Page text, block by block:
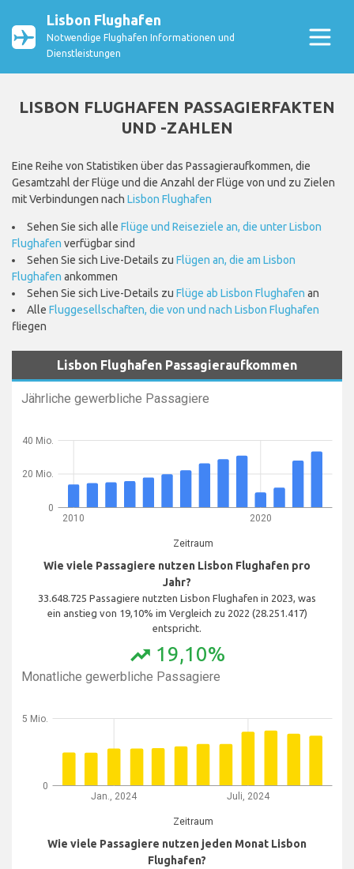
Lisbon Flughafen
Notwendige Flughafen Informationen und
Dienstleistungen
LISBON FLUGHAFEN PASSAGIERFAKTEN
UND -ZAHLEN
Eine Reihe von Statistiken über das Passagieraufkommen, die
Gesamtzahl der Flüge und die Anzahl der Flüge von und zu Zielen
mit Verbindungen nach Lisbon Flughafen
Sehen Sie sich alle Flüge und Reiseziele an, die unter Lisbon
Flughafen verfügbar sind
Sehen Sie sich Live-Details zu Flügen an, die am Lisbon
Flughafen ankommen
Sehen Sie sich Live-Details zu Flüge ab Lisbon Flughafen an
Alle Fluggesellschaften, die von und nach Lisbon Flughafen
fliegen
Lisbon Flughafen Passagieraufkommen
Jährliche gewerbliche Passagiere
2010 2020
Zeitraum
0
20 Mio.
40 Mio.
Wie viele Passagiere nutzen Lisbon Flughafen pro
Jahr?
33.648.725 Passagiere nutzten Lisbon Flughafen in 2023, was
ein anstieg von 19,10% im Vergleich zu 2022 (28.251.417)
entspricht.
trending_up 19,10%
Monatliche gewerbliche Passagiere
Jan., 2024 Juli, 2024
Zeitraum
0
5 Mio.
Wie viele Passagiere nutzen jeden Monat Lisbon
Flughafen?